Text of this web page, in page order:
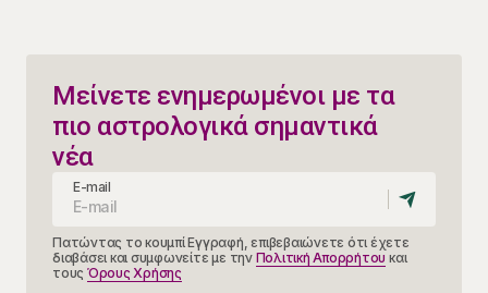
Μείνετε ενημερωμένοι με τα
πιο αστρολογικά σημαντικά
νέα
E-mail
Πατώντας το κουμπί Εγγραφή, επιβεβαιώνετε ότι έχετε
διαβάσει και συμφωνείτε με την Πολιτική Απορρήτου και
τους Όρους Χρήσης